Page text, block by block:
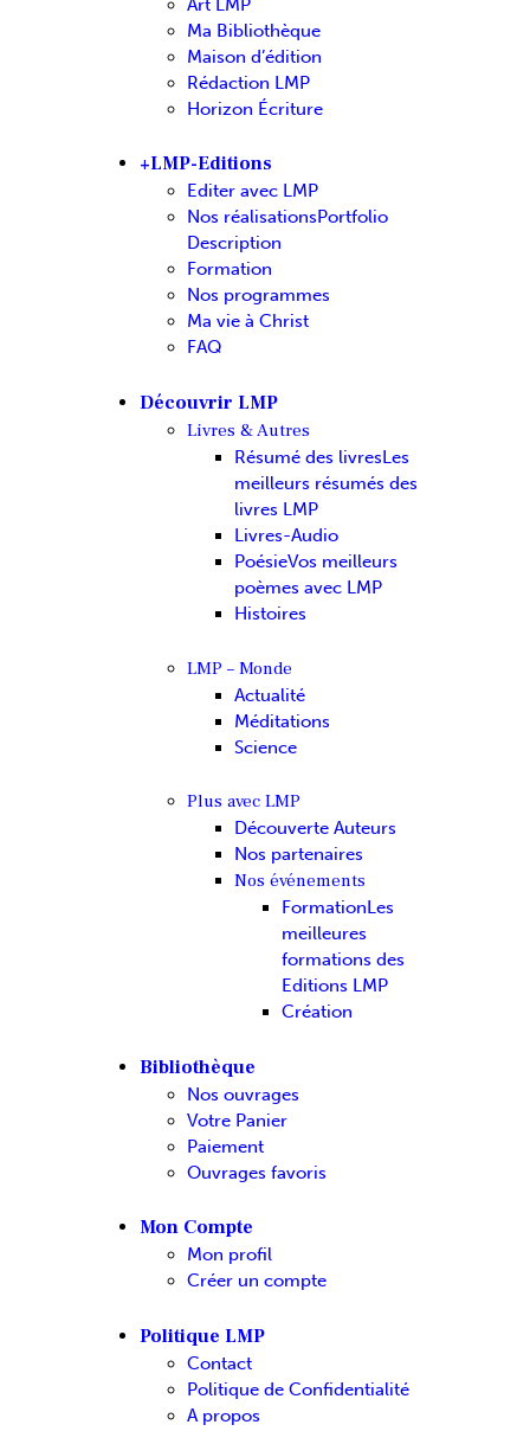
Art LMP
Ma Bibliothèque
Maison d’édition
Rédaction LMP
Horizon Écriture
+LMP-Editions
Editer avec LMP
Nos réalisations Portfolio
Description
Formation
Nos programmes
Ma vie à Christ
FAQ
Découvrir LMP
Livres & Autres
Résumé des livresLes
meilleurs résumés des
livres LMP
Livres-Audio
PoésieVos meilleurs
poèmes avec LMP
Histoires
LMP – Monde
Actualité
Méditations
Science
Plus avec LMP
Découverte Auteurs
Nos partenaires
Nos événements
FormationLes
meilleures
formations des
Editions LMP
Création
Bibliothèque
Nos ouvrages
Votre Panier
Paiement
Ouvrages favoris
Mon Compte
Mon profil
Créer un compte
Politique LMP
Contact
Politique de Confidentialité
A propos